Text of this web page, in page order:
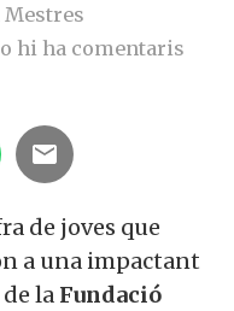
Mestres
hi ha comentaris
de joves que
a una impactant
la Fundació